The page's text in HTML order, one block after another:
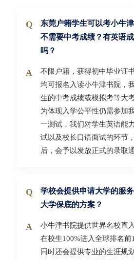
东莞户籍学生可以考小牛
不需要中考成绩？有英语
吗？
不限户籍，获得初中毕业证
均可报名入读小牛津书院，
生的中考成绩或模拟考等大
为体现入学公平性仍需参加
一测试，我们对学生英语能
试以及校长口语面试的环节
后，会予以发放正式的录取
学校会提供申请大学的服
大学保底的方案？
小牛津书院提供世界名校直
在校生100%进入全球排名前
同时还会提供专业的生涯规